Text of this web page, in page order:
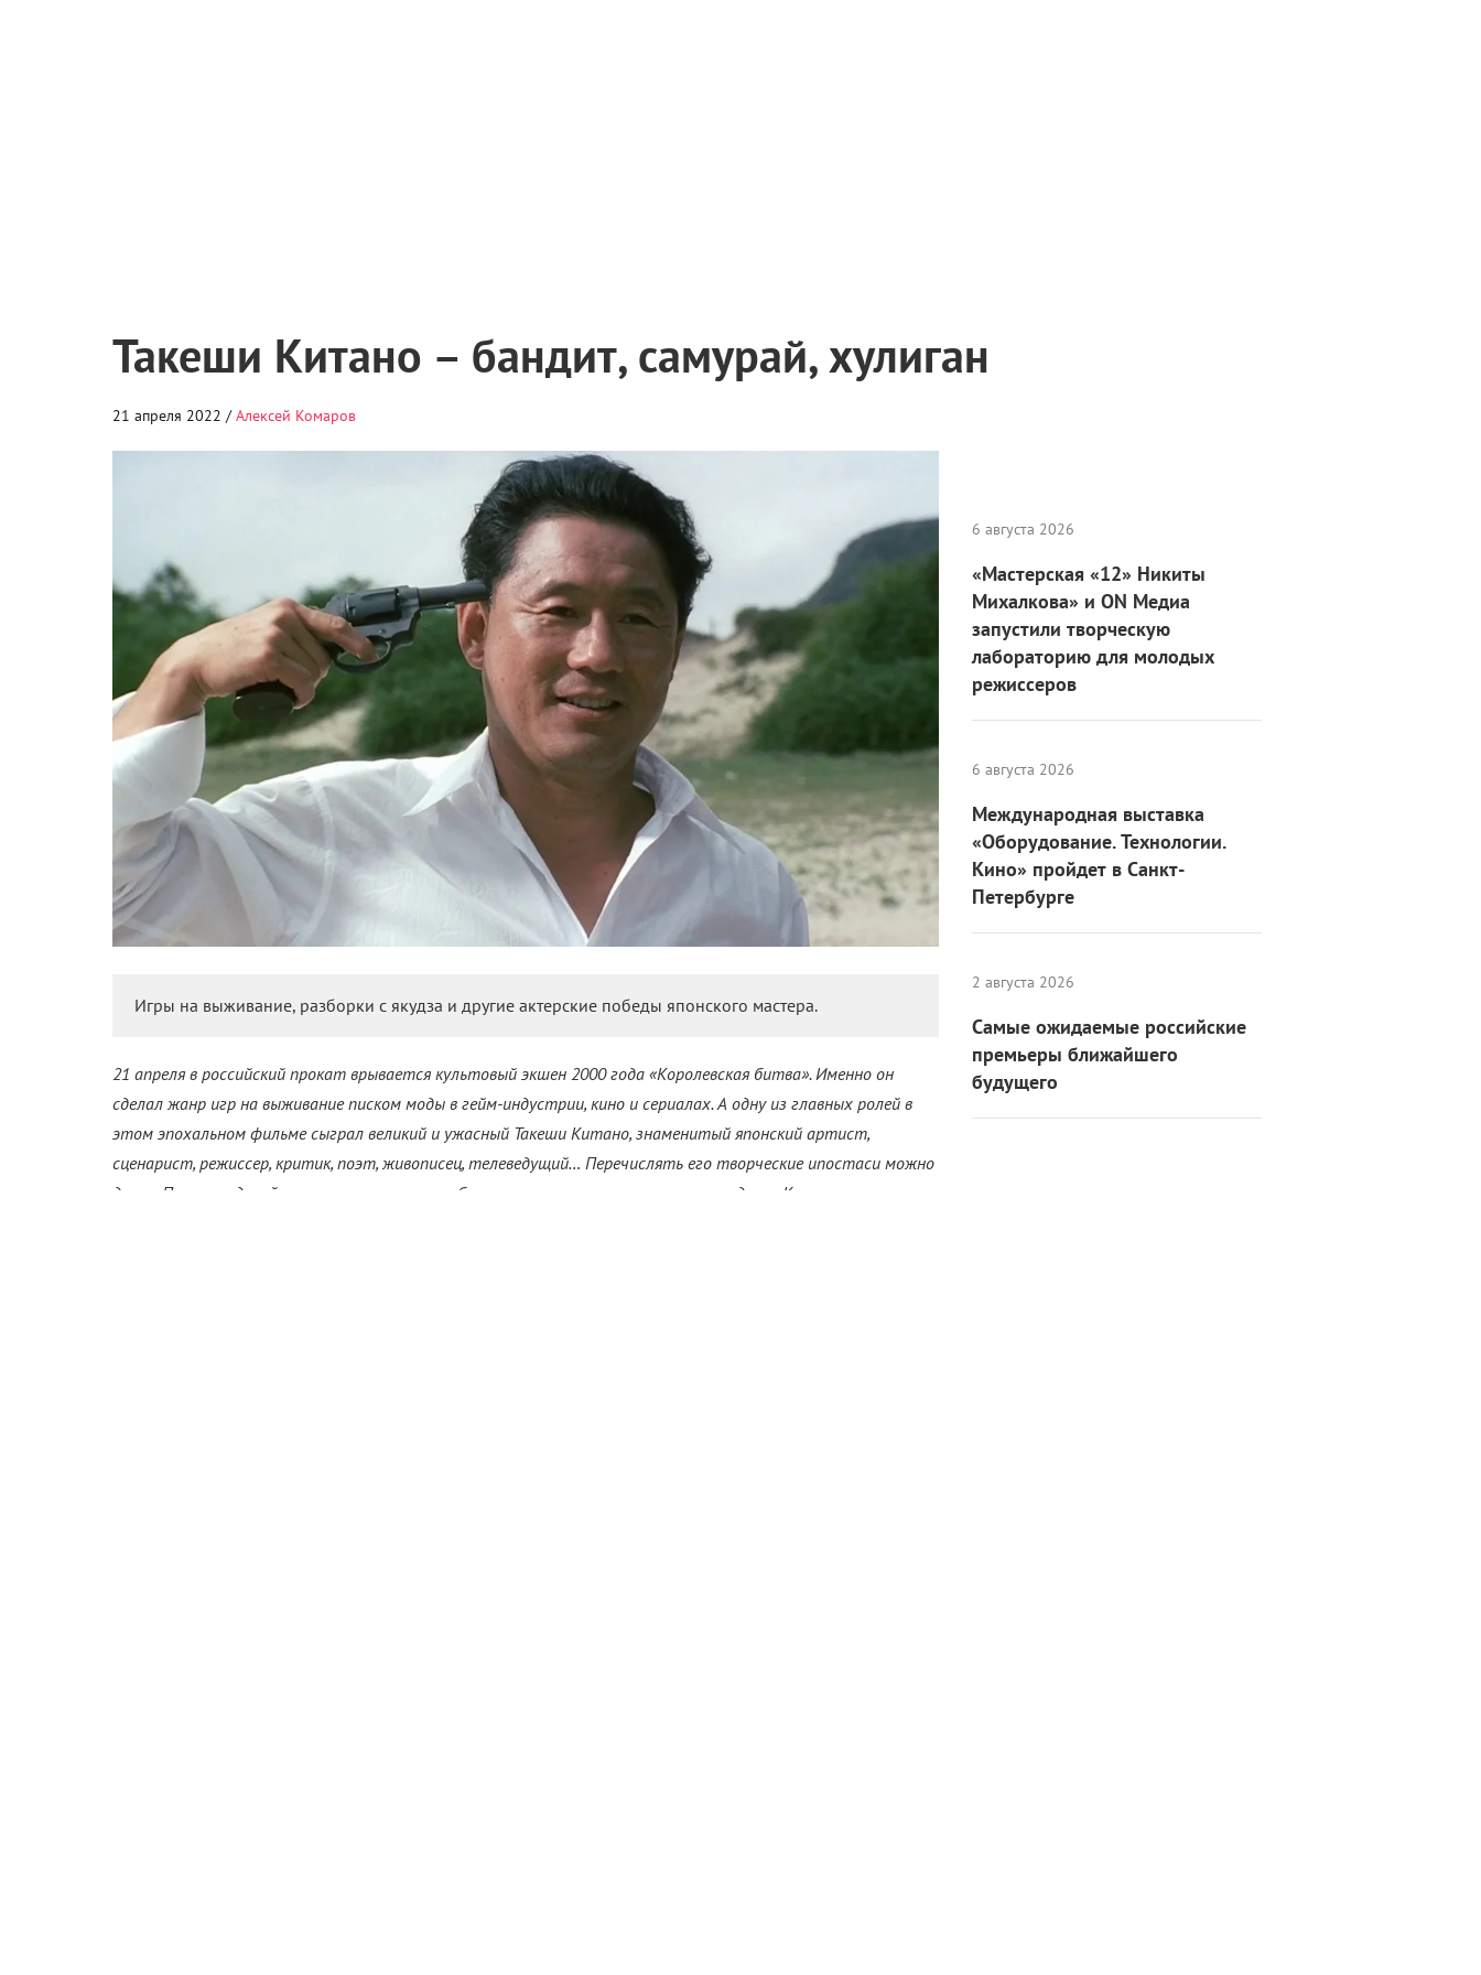
Такеши Китано – бандит, самурай, хулиган
21 апреля 2022 /Алексей Комаров
Игры на выживание, разборки с якудза и другие актерские победы японского мастера.
21 апреля в российский прокат врывается культовый экшен 2000 года «Королевская битва». Именно он
сделал жанр игр на выживание писком моды в гейм-индустрии, кино и сериалах. А одну из главных ролей в
этом эпохальном фильме сыграл великий и ужасный Такеши Китано, знаменитый японский артист,
сценарист, режиссер, критик, поэт, живописец, телеведущий… Перечислять его творческие ипостаси можно
долго. Поэтому давайте лучше вспомним наиболее примечательные актерские подвиги Китано, за которые
6 августа 2026
«Мастерская «12» Никиты
Михалкова» и ON Медиа
запустили творческую
лабораторию для молодых
режиссеров
6 августа 2026
Международная выставка
«Оборудование. Технологии.
Кино» пройдет в Санкт-
Петербурге
2 августа 2026
Самые ожидаемые российские
премьеры ближайшего
будущего